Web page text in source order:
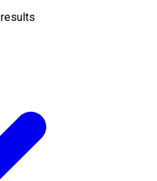
results